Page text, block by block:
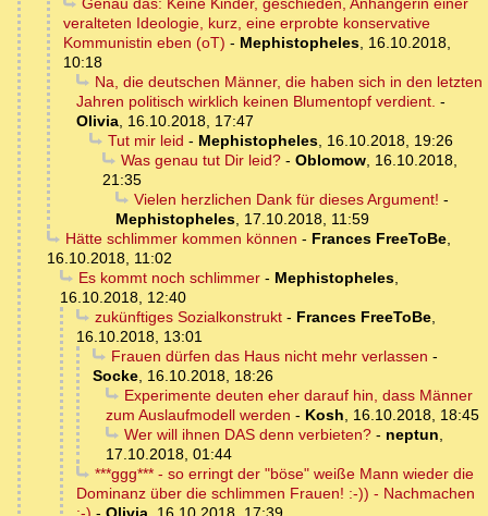
Genau das: Keine Kinder, geschieden, Anhängerin einer
veralteten Ideologie, kurz, eine erprobte konservative
Kommunistin eben (oT) - Mephistopheles, 16.10.2018,
10:18
Na, die deutschen Männer, die haben sich in den letzten
Jahren politisch wirklich keinen Blumentopf verdient. -
Olivia, 16.10.2018, 17:47
Tut mir leid - Mephistopheles, 16.10.2018, 19:26
Was genau tut Dir leid?- Oblomow, 16.10.2018,
21:35
Vielen herzlichen Dank für dieses Argument! -
Mephistopheles, 17.10.2018, 11:59
Hätte schlimmer kommen können - Frances FreeToBe,
16.10.2018, 11:02
Es kommt noch schlimmer- Mephistopheles,
16.10.2018, 12:40
zukünftiges Sozialkonstrukt- Frances FreeToBe,
16.10.2018, 13:01
Frauen dürfen das Haus nicht mehr verlassen -
Socke, 16.10.2018, 18:26
Experimente deuten eher darauf hin, dass Männer
zum Auslaufmodell werden - Kosh, 16.10.2018, 18:45
Wer will ihnen DAS denn verbieten?- neptun,
17.10.2018, 01:44
***ggg*** - so erringt der "böse" weiße Mann wieder die
Dominanz über die schlimmen Frauen! :-)) - Nachmachen